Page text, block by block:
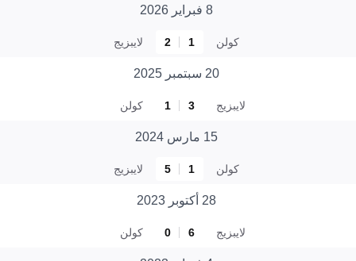
8 فبراير 2026
كولن 1
2 لايبزيج
20 سبتمبر 2025
لايبزيج 3
1 كولن
15 مارس 2024
كولن 1
5 لايبزيج
28 أكتوبر 2023
لايبزيج 6
0 كولن